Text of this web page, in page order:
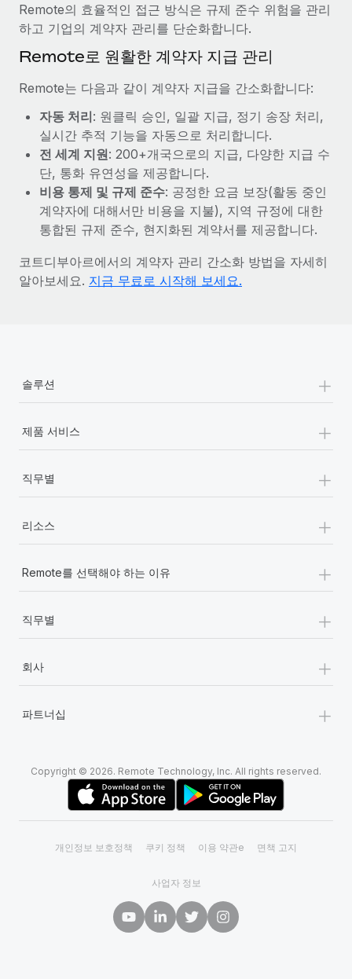
Remote의 사명은 모든 규모의 기업이 전 세계 어디서든 업무에 가
장 적합 사람을 찾아 채용 및 관리하고 급여를 지급하도록 돕는 것
입니다. 이를 위해 최근 몇 주 동안 새로운...
자세히 알아보기
Shootsta가 Remote를 통해 네 개의 시장에서 글로벌
채용을 확장한 방법
비디오 콘텐츠를 활용한 마케팅이 계속해서 인기를 끌면서, 기업들
에게는 흥미롭고 전문적인 비디오 제작이 어느 때보다 중요해졌습
니다. 그러나 대부분의 회사들은 그렇게 높은 품질의...
Remote의 효율적인 접근 방식은 규제 준수 위험을 관리
하고 기업의 계약자 관리를 단순화합니다.
Remote로 원활한 계약자 지급 관리
Remote는 다음과 같이 계약자 지급을 간소화합니다:
자동 처리: 원클릭 승인, 일괄 지급, 정기 송장 처리,
실시간 추적 기능을 자동으로 처리합니다.
전 세계 지원: 200+개국으로의 지급, 다양한 지급 수
단, 통화 유연성을 제공합니다.
비용 통제 및 규제 준수: 공정한 요금 보장(활동 중인
계약자에 대해서만 비용을 지불), 지역 규정에 대한
통합된 규제 준수, 현지화된 계약서를 제공합니다.
코트디부아르에서의 계약자 관리 간소화 방법을 자세히
알아보세요. 지금 무료로 시작해 보세요.
솔루션 +
제품 서비스 +
직무별 +
리소스 +
Remote를 선택해야 하는 이유 +
직무별 +
회사 +
파트너십 +
Copyright © 2026. Remote Technology, Inc. All rights reserved.
개인정보 보호정책 쿠키 정책 이용 약관e 면책 고지
사업자 정보